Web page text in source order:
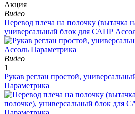
Aкция
Видео
Перевод плеча на полочку (вытачка
универсальный блок для САПР
Видео
1
Рукав реглан простой,
Параметрика